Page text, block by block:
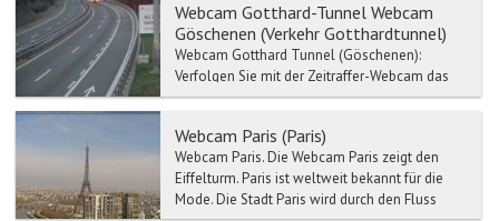
Webcam Gotthard-Tunnel Webcam
Göschenen (Verkehr Gotthardtunnel)
Webcam Gotthard Tunnel (Göschenen):
Verfolgen Sie mit der Zeitraffer-Webcam das
Live Wetter-Gotthard Tunnel. Verkehr- und
Webcam Paris (Paris)
Webcam Paris. Die Webcam Paris zeigt den
Eiffelturm. Paris ist weltweit bekannt für die
Mode. Die Stadt Paris wird durch den Fluss